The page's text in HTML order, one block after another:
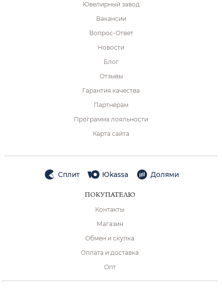
Ювелирный завод
Вакансии
Вопрос-Ответ
Новости
Блог
Отзывы
Гарантия качества
Партнёрам
Программа лояльности
Карта сайта
Сплит Юkassa Долями
ПОКУПАТЕЛЮ
Контакты
Магазин
Обмен и скупка
Оплата и доставка
Опт